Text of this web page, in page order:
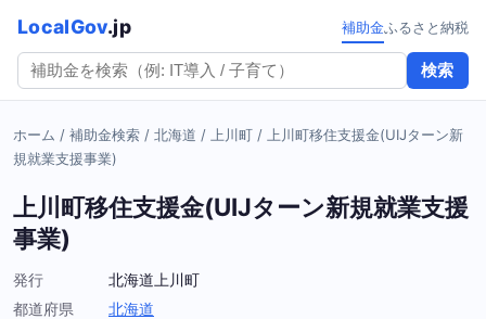
LocalGov.jp
検索
補助金ふるさと納税
ホーム / 補助金検索 / 北海道 / 上川町 /
上川町移住支援金(UIJターン新
規就業支援事業)
上川町移住支援金(UIJターン新規就業支援
事業)
発行
北海道上川町
都道府県
北海道